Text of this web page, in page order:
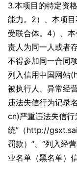
3.本项目的特定资
能力。2）、本项
受联合体。4）、
责人为同一人或者
不得参加同一合同
列入信用中国网
被执行人、异常经
违法失信行为记录
cn)严重违法失信行
统”（http://
罚款）”、“列入经
业名单（黑名单）信